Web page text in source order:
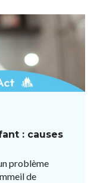
: causes
problème
de